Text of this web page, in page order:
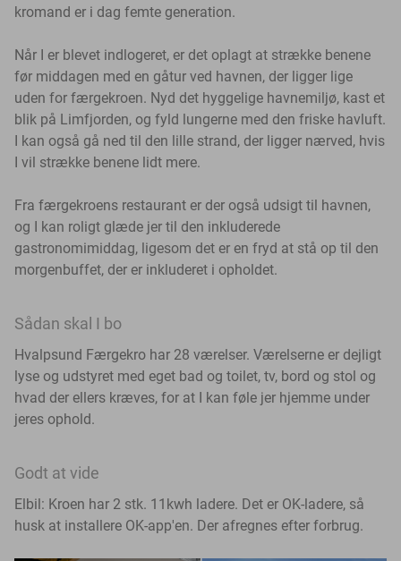
kromand er i dag femte generation.
Når I er blevet indlogeret, er det oplagt at strække benene
før middagen med en gåtur ved havnen, der ligger lige
uden for færgekroen. Nyd det hyggelige havnemiljø, kast et
blik på Limfjorden, og fyld lungerne med den friske havluft.
I kan også gå ned til den lille strand, der ligger nærved, hvis
I vil strække benene lidt mere.
Fra færgekroens restaurant er der også udsigt til havnen,
og I kan roligt glæde jer til den inkluderede
gastronomimiddag, ligesom det er en fryd at stå op til den
morgenbuffet, der er inkluderet i opholdet.
Sådan skal I bo
Hvalpsund Færgekro har 28 værelser. Værelserne er dejligt
lyse og udstyret med eget bad og toilet, tv, bord og stol og
hvad der ellers kræves, for at I kan føle jer hjemme under
jeres ophold.
Godt at vide
Elbil: Kroen har 2 stk. 11kwh ladere. Det er OK-ladere, så
husk at installere OK-app'en. Der afregnes efter forbrug.